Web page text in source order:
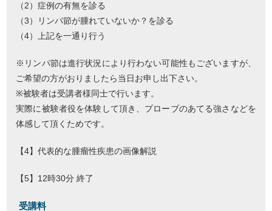
（2）症例の有無を診る
（3）リンパ節が腫れていないか？を診る
（4）上記を一通り行う
※リンパ節は進行状況により行わない可能性もございますが、
ご希望の方がおりましたら当日お申し出下さい。
※被験者は受講者様同士で行います。
実際に被験者役を体験して頂き、プローブのあてる強さなどを
体感して頂くためです。
【4】代表的な腫瘤性疾患の画像解説
【5】12時30分 終了
受講料